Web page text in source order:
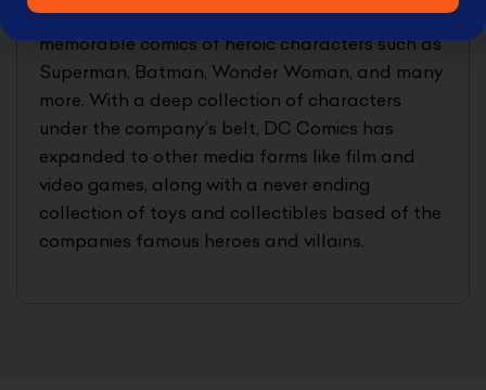
Comics is widely known for publishing
memorable comics of heroic characters such as
Superman, Batman, Wonder Woman, and many
more. With a deep collection of characters
under the company’s belt, DC Comics has
expanded to other media forms like film and
video games, along with a never ending
collection of toys and collectibles based of the
companies famous heroes and villains.